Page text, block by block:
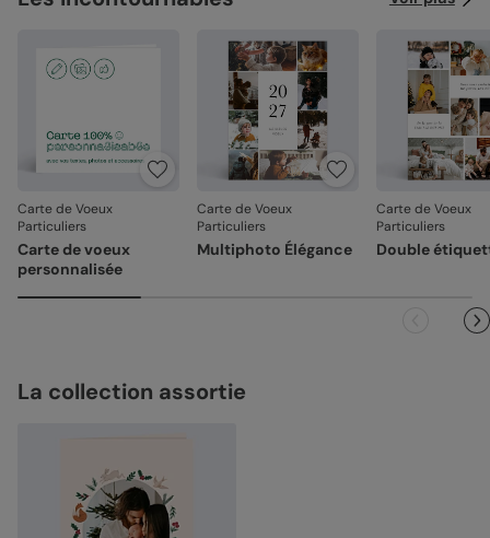
Carte de Voeux
Particuliers
Carte de voeux
personnalisée
Carte de Voeux
Particuliers
Multiphoto Élégance
Carte de Voeux
Particuliers
Double
La collection assortie